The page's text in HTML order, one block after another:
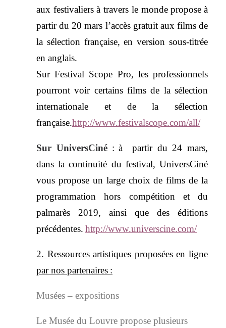
aux festivaliers à travers le monde propose à
partir du 20 mars l’accès gratuit aux films de
la sélection française, en version sous-titrée
en anglais.
Sur Festival Scope Pro, les professionnels
pourront voir certains films de la sélection
internationale et de la sélection
française.http://www.festivalscope.com/all/
Sur UniversCiné : à
partir du 24 mars,
dans la continuité du festival, UniversCiné
vous propose un large choix de films de la
programmation hors compétition et du
palmarès 2019, ainsi que des éditions
précédentes. http://www.universcine.com/
2. Ressources artistiques proposées en ligne
par nos partenaires :
Musées – expositions
Le Musée du Louvre propose plusieurs